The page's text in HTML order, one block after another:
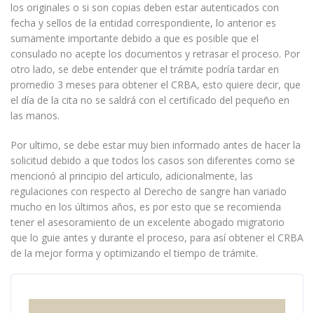
los originales o si son copias deben estar autenticados con
fecha y sellos de la entidad correspondiente, lo anterior es
sumamente importante debido a que es posible que el
consulado no acepte los documentos y retrasar el proceso. Por
otro lado, se debe entender que el trámite podría tardar en
promedio 3 meses para obtener el CRBA, esto quiere decir, que
el día de la cita no se saldrá con el certificado del pequeño en
las manos.
Por ultimo, se debe estar muy bien informado antes de hacer la
solicitud debido a que todos los casos son diferentes como se
mencionó al principio del articulo, adicionalmente, las
regulaciones con respecto al Derecho de sangre han variado
mucho en los últimos años, es por esto que se recomienda
tener el asesoramiento de un excelente abogado migratorio
que lo guie antes y durante el proceso, para así obtener el CRBA
de la mejor forma y optimizando el tiempo de trámite.